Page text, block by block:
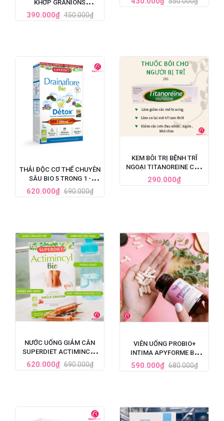
KHỚP GRANIONS
CHONDROSTEO
ARTICULATIONS CỦA
390.000₫ 450.000₫
60 VIÊN
THẢI ĐỘC CƠ THỂ CHUYÊN
SÂU BIO 5 TRONG 1 -
SUPERDIET DRAINAFLORE
BIO DÉTOX
620.000₫ 690.000₫
KEM BÔI TRỊ BỆNH TRĨ
NGOẠI TITANOREINE CỦA
PHÁP 20G - GIẢM ĐAU
HIỆU QUẢ NHANH CHÓNG
290.000₫
NƯỚC UỐNG GIẢM CÂN
SUPERDIET ACTIMINCYL
BIO ĐỐT MỠ ĐA TẦNG CỦA
PHÁP
620.000₫ 690.000₫
VIÊN UỐNG PROBIO+
INTIMA APYFORME BỔ
SUNG LỢI KHUẨN VÙNG KÍN
60 VIÊN CỦA PHÁP
590.000₫ 680.000₫